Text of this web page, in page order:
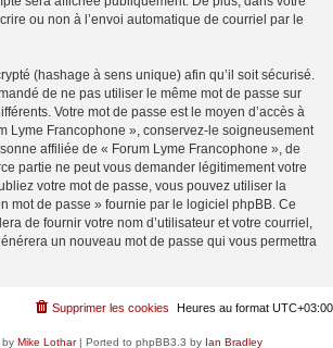
ou non à l’envoi automatique de courriel par le
(hashage à sens unique) afin qu’il soit sécurisé.
de ne pas utiliser le même mot de passe sur
Votre mot de passe est le moyen d’accès à
Lyme Francophone », conservez-le soigneusement
affiliée de « Forum Lyme Francophone », de
partie ne peut vous demander légitimement votre
votre mot de passe, vous pouvez utiliser la
mot de passe » fournie par le logiciel phpBB. Ce
de fournir votre nom d’utilisateur et votre courriel,
un nouveau mot de passe qui vous permettra
Heures au format UTC+03:00
Supprimer les cookies
by Mike Lothar| Ported to phpBB3.3 by Ian Bradley